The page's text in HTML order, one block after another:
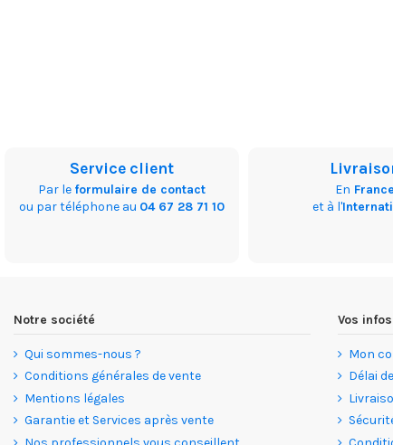
Service client
Par le formulaire de contact
ou par téléphone au 04 67 28 71 10
En France
et à l'
Notre société
Qui sommes-nous ?
Conditions générales de vente
Mentions légales
Garantie et Services après vente
Vos
Mon
Délai